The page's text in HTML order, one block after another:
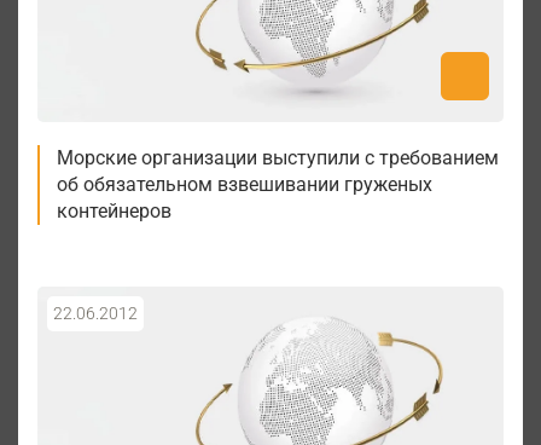
Морские организации выступили с требованием
об обязательном взвешивании груженых
контейнеров
22.06.2012